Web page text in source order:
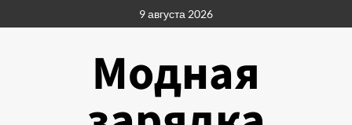
к
9 августа 2026
Модная